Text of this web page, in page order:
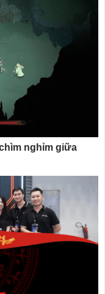
nghỉm giữa